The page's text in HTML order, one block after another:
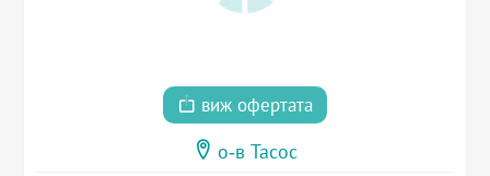
виж офертата
о-в Тасос